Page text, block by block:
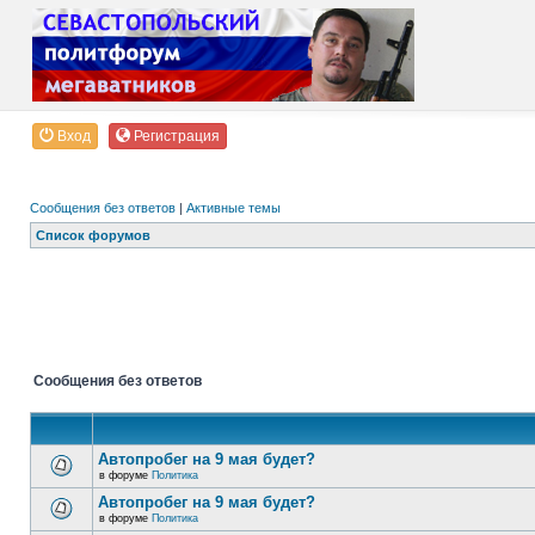
Вход Регистрация
Сообщения без ответов | Активные темы
Список форумов
Сообщения без ответов
Автопробег на 9 мая будет?
в форуме Политика
Автопробег на 9 мая будет?
в форуме Политика